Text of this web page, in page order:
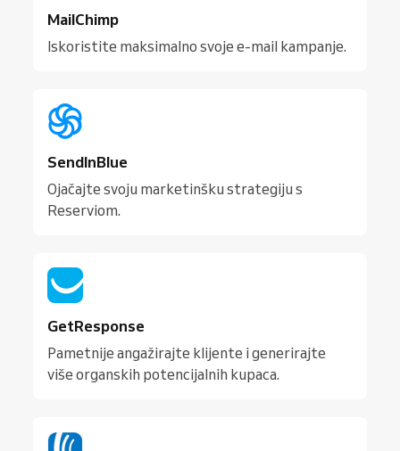
MailChimp
Iskoristite maksimalno svoje e-mail kampanje.
SendInBlue
Ojačajte svoju marketinšku strategiju s
Reserviom.
GetResponse
Pametnije angažirajte klijente i generirajte
više organskih potencijalnih kupaca.